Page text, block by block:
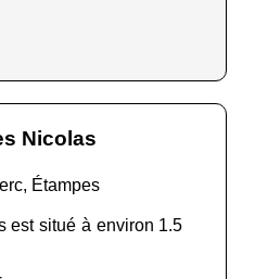
Nicolas
Étampes
est situé à environ 1.5